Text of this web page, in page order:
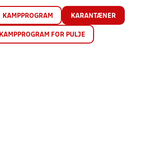
KAMPPROGRAM KARANTÆNER
KAMPPROGRAM FOR PULJE